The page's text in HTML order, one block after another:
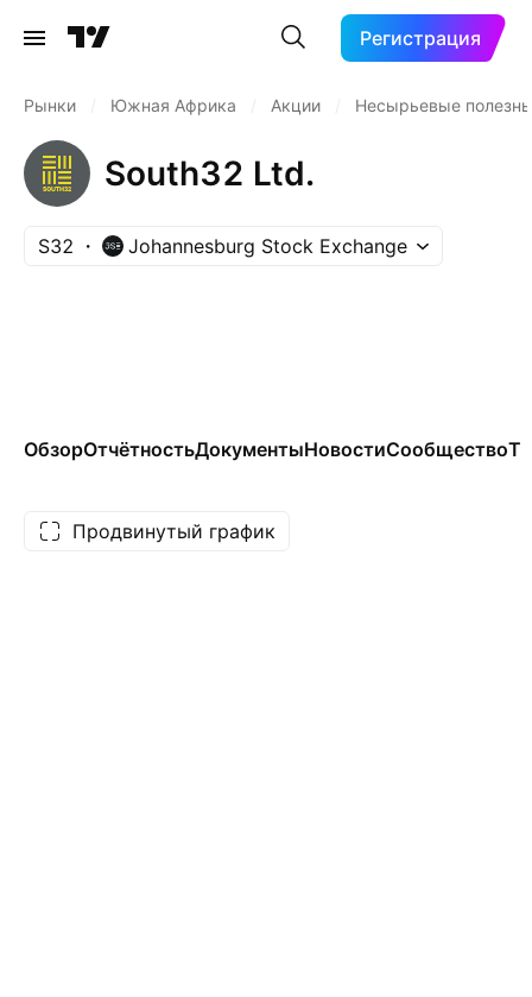
Регистрация
Рынки Южная Африка Акции Несырьевые
South32 Ltd.
S32 Johannesburg Stock Exchange
ОбзорОтчётностьДокументыНовостиСообщество
Продвинутый график